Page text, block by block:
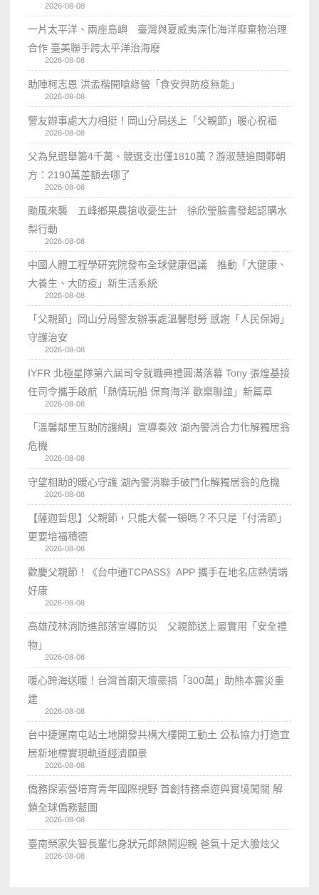
2026-08-08
一片太平洋、兩座島嶼 臺灣與夏威夷深化海洋廢棄物治理
合作 臺美聯手跨太平洋治海廢
2026-08-08
助陣柯志恩 洪孟楷開嗆綠營「食安與防疫無能」
2026-08-08
警友辦事處大力相挺！岡山分局送上「父親節」暖心祝福
2026-08-08
父為兒選舉籌4千萬、競選支出僅1810萬？游淑慧追問鄭朝
方：2190萬差額去哪了
2026-08-08
颱風來襲 五峰鄉果農搶收憂生計 徐欣瑩臉書發起認購水
梨行動
2026-08-08
中國人體工程學研究院發布全球健康倡議 推動「大健康、
大養生、大防疫」新生活系統
2026-08-08
「父親節」岡山分局警友辦事處溫馨慰勞 感謝「人民保姆」
守護治安
2026-08-08
IYFR 北極星隊第六屆司令就職典禮圓滿落幕 Tony 張煌基接
任司令攜手啟航「熱情玩船 保育海洋 歡樂聯誼」新篇章
2026-08-08
「溫馨鄰里互助防護網」宣導奏效 湖內警消合力化解獨居翁
危機
2026-08-08
守望相助的暖心守護 湖內警消聯手破門化解獨居翁的危機
2026-08-08
【薩迦哲思】父親節，只能大餐一頓嗎？不只是「付清節」
更要培福積德
2026-08-08
歡慶父親節！《台中通TCPASS》APP 攜手在地名店熱情端
好康
2026-08-08
高雄茂林消防進部落宣導防災 父親節送上最實用「安全禮
物」
2026-08-08
暖心跨海送暖！台灣首廟天壇豪捐「300萬」助熊本震災重
建
2026-08-08
台中捷運南屯站土地開發共構大樓開工動土 公私協力打造宜
居新地標實現軌道經濟願景
2026-08-08
僑務探索營培育青年國際視野 首創特務桌遊與實境闖關 解
鎖全球僑務藍圖
2026-08-08
臺南榮家失智長輩化身狀元郎熱鬧迎親 爸氣十足大膽炫父
2026-08-08